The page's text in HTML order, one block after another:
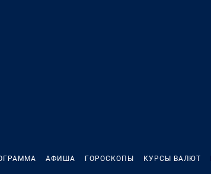
АФИША ГОРОСКОПЫ КУРСЫ ВАЛЮТ